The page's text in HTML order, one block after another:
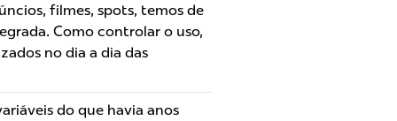
filmes, spots, temos de
Como controlar o uso,
no dia a dia das
do que havia anos